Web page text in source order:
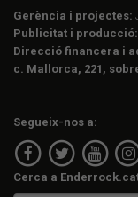
Gerència i projectes:
Publicitat i producció:
Direcció financera i
c. Mallorca, 221,
Segueix-nos a:
Cerca a